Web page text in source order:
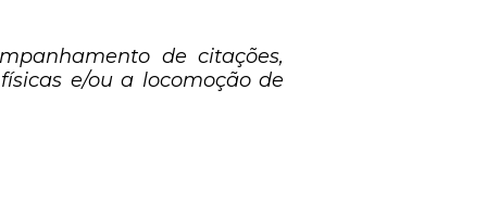
de citações,
e/ou a locomoção de